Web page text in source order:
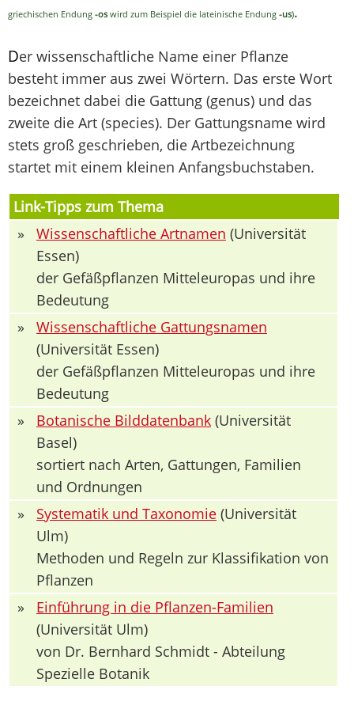
griechischen Endung -os wird zum Beispiel die lateinische Endung -us).
Der wissenschaftliche Name einer Pflanze
besteht immer aus zwei Wörtern. Das erste Wort
bezeichnet dabei die Gattung (genus) und das
zweite die Art (species). Der Gattungsname wird
stets groß geschrieben, die Artbezeichnung
startet mit einem kleinen Anfangsbuchstaben.
Link-Tipps zum Thema
»
Wissenschaftliche Artnamen (Universität
Essen)
der Gefäßpflanzen Mitteleuropas und ihre
Bedeutung
»
Wissenschaftliche Gattungsnamen
(Universität Essen)
der Gefäßpflanzen Mitteleuropas und ihre
Bedeutung
»
Botanische Bilddatenbank (Universität
Basel)
sortiert nach Arten, Gattungen, Familien
und Ordnungen
»
Systematik und Taxonomie (Universität
Ulm)
Methoden und Regeln zur Klassifikation von
Pflanzen
»
Einführung in die Pflanzen-Familien
(Universität Ulm)
von Dr. Bernhard Schmidt - Abteilung
Spezielle Botanik